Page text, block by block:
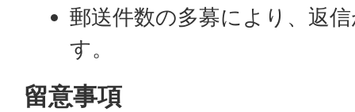
郵送件数の多募により、返
す。
留意事項